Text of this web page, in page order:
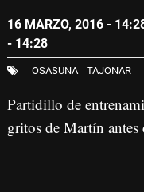
16 MARZO, 2016 -
- 14:28
OSASUNA TAJONAR
Partidillo de
gritos de Martín